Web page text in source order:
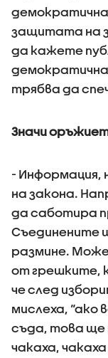
защитата на
да кажете
трябва да
Значи
- Информация,
на закона.
да саботира
Съединените
размине. Може
от грешките,
че след
мислеха, “ако
съда, това ще
чакаха,